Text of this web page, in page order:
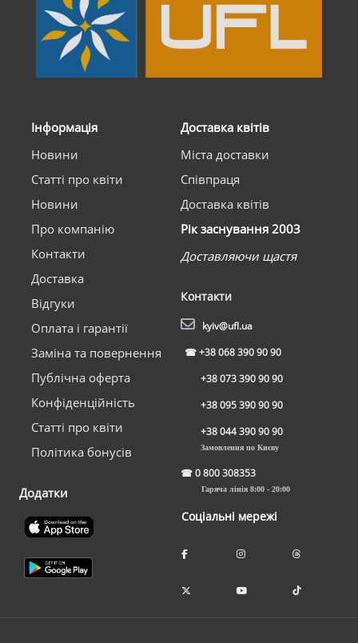
Інформація
Новини
Статті про квіти
Новини
Про компанію
Контакти
Доставка
Відгуки
Оплата і гарантії
Заміна та повернення
Публічна оферта
Конфіденційність
Статті про квіти
Політика бонусів
Додатки
Доставка квітів
Міста доставки
Співпраця
Доставка квітів
Рік заснування 2003
Доставляючи щастя
Контакти
kyiv@ufl.ua
☎+38 068 390 90 90
+38 073 390 90 90
+38 095 390 90 90
+38 044 390 90 90
Замовлення по Києву
☎0 800 308353
Гаряча лінія 8:00 - 20:00
Соціальні мережі